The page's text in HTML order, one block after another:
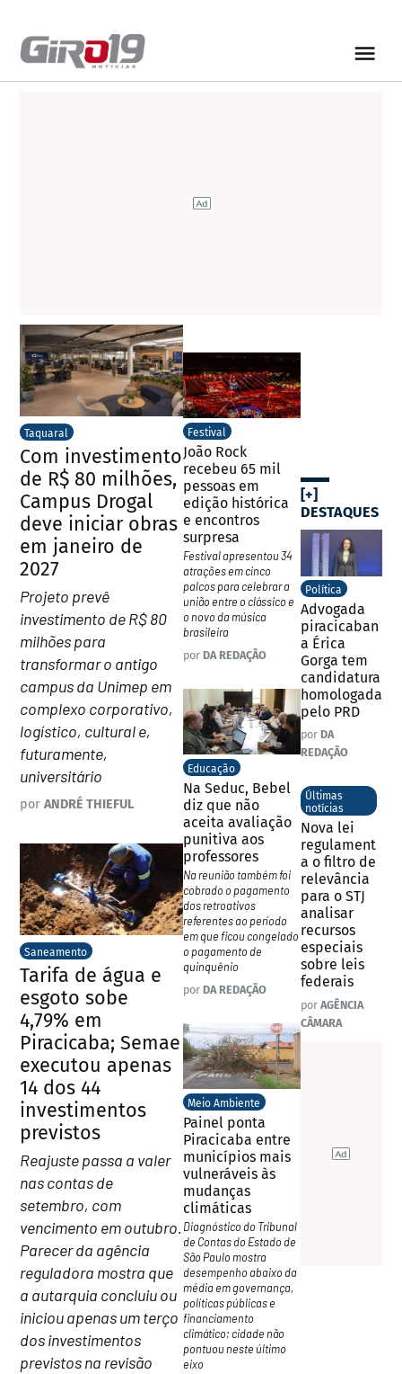
Taquaral
Com investimento
de R$ 80 milhões,
Campus Drogal
deve iniciar obras
em janeiro de
2027
Projeto prevê
investimento de R$ 80
milhões para
transformar o antigo
campus da Unimep em
complexo corporativo,
logístico, cultural e,
futuramente,
universitário
por ANDRÉ THIEFUL
Saneamento
Tarifa de água e
esgoto sobe
4,79% em
Piracicaba; Semae
executou apenas
14 dos 44
investimentos
previstos
Reajuste passa a valer
nas contas de
setembro, com
vencimento em outubro.
Parecer da agência
reguladora mostra que
a autarquia concluiu ou
iniciou apenas um terço
dos investimentos
previstos na revisão
Festival
João Rock
recebeu 65 mil
pessoas em
edição histórica
e encontros
surpresa
Festival apresentou 34
atrações em cinco
palcos para celebrar a
união entre o clássico e
o novo da música
brasileira
por DA REDAÇÃO
Educação
Na Seduc, Bebel
diz que não
aceita avaliação
punitiva aos
professores
Na reunião também foi
cobrado o pagamento
dos retroativos
referentes ao período
em que ficou congelado
o pagamento de
quinquênio
por DA REDAÇÃO
Meio Ambiente
Painel ponta
Piracicaba entre
municípios mais
vulneráveis às
mudanças
climáticas
Diagnóstico do Tribunal
de Contas do Estado de
São Paulo mostra
desempenho abaixo da
média em governança,
políticas públicas e
financiamento
climático; cidade não
pontuou neste último
eixo
[+]
DESTAQUES
Política
Advogada
piracicaban
a Érica
Gorga tem
candidatura
homologada
pelo PRD
por DA
REDAÇÃO
Últimas
notícias
Nova lei
regulament
a o filtro de
relevância
para o STJ
analisar
recursos
especiais
sobre leis
federais
por AGÊNCIA
CÂMARA